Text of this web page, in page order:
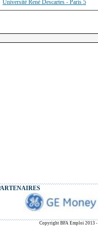
Université René Descartes - Paris 5
Copyright BFA Emploi 2013 -